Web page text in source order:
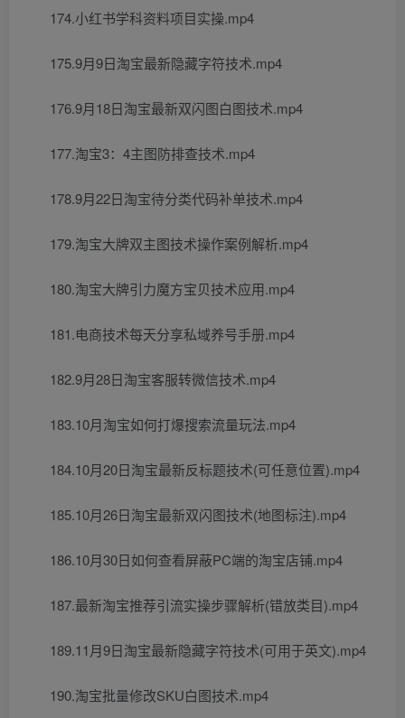
174.小红书学科资料项目实操.mp4
175.9月9日淘宝最新隐藏字符技术.mp4
176.9月18日淘宝最新双闪图白图技术.mp4
177.淘宝3：4主图防排查技术.mp4
178.9月22日淘宝待分类代码补单技术.mp4
179.淘宝大牌双主图技术操作案例解析.mp4
180.淘宝大牌引力魔方宝贝技术应用.mp4
181.电商技术每天分享私域养号手册.mp4
182.9月28日淘宝客服转微信技术.mp4
183.10月淘宝如何打爆搜索流量玩法.mp4
184.10月20日淘宝最新反标题技术(可任意位置).mp4
185.10月26日淘宝最新双闪图技术(地图标注).mp4
186.10月30日如何查看屏蔽PC端的淘宝店铺.mp4
187.最新淘宝推荐引流实操步骤解析(错放类目).mp4
189.11月9日淘宝最新隐藏字符技术(可用于英文).mp4
190.淘宝批量修改SKU白图技术.mp4